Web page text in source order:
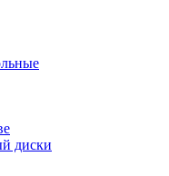
диски